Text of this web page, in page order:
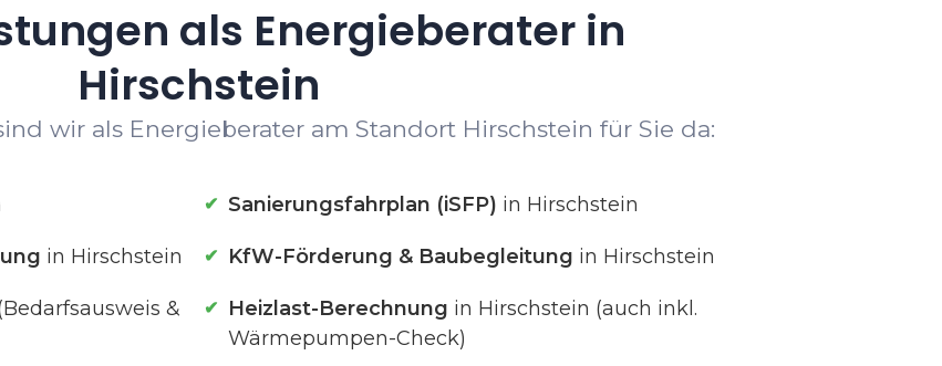
als Energieberater in
Hirschstein
wir als Energieberater am Standort Hirschstein für Sie da:
Sanierungsfahrplan (iSFP) in Hirschstein
in Hirschstein KfW-Förderung & Baubegleitung in Hirschstein
&
Heizlast-Berechnung in Hirschstein (auch inkl.
Wärmepumpen-Check)